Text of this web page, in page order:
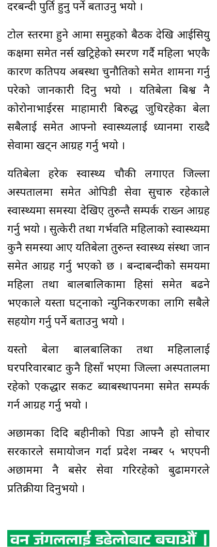
दरबन्दी पुर्ति हुनु पर्ने बताउनु भयो ।
टोल स्तरमा हुने आमा समुहको बैठक देखि आईसियु
कक्षमा समेत नर्स खट्रिहेको स्मरण गर्दै महिला भएकै
कारण कतिपय अबस्था चुनौतिको समेत शामना गर्नु
परेको जानकारी दिनु भयो । यतिबेला बिश्व नै
कोरोनाभाईरस माहामारी बिरुद्ध जुधिरहेका बेला
सबैलाई समेत आफ्नो स्वास्थ्यलाई ध्यानमा राख्दै
सेवामा खट्न आग्रह गर्नु भयो ।
यतिबेला हरेक स्वास्थ्य चौकी लगाएत जिल्ला
अस्पतालमा समेत ओपिडी सेवा सुचारु रहेकाले
स्वास्थ्यमा समस्या देखिए तुरुन्तै सम्पर्क राख्न आग्रह
गर्नु भयो । सुत्केरी तथा गर्भवति महिलाको स्वास्थ्यमा
कुनै समस्या आए यतिबेला तुरुन्त स्वास्थ्य संस्था जान
समेत आग्रह गर्नु भएको छ । बन्दाबन्दीको समयमा
महिला तथा बालबालिकामा हिसां समेत बढने
भएकाले यस्ता घट्नाको न्युनिकरणका लागि सबैले
सहयोग गर्नु पर्ने बताउनु भयो ।
यस्तो बेला बालबालिका तथा महिलालाई
घरपरिवारबाट कुनै हिसाँ भएमा जिल्ला अस्पतालमा
रहेको एकद्धार सकट ब्याबस्थापनमा समेत सम्पर्क
गर्न आग्रह गर्नु भयो ।
अछामका दिदि बहीनीको पिडा आफ्नै हो सोचार
सरकारले समायोजन गर्दा प्रदेश नम्बर ५ भएपनी
अछाममा नै बसेर सेवा गरिरहेको बुढामगरले
प्रतिक्रीया दिनुभयो ।